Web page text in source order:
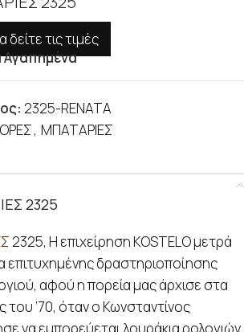
δείτε τις τιμές
2325-RENATA
, ΜΠΑΤΑΡΙΕΣ
2325
2325, Η επιχείρηση KOSTELO μετρά
επιτυχημένης δραστηριοποίησης
αφού η πορεία μας άρχισε στα
του ’70, όταν ο Κωνσταντίνος